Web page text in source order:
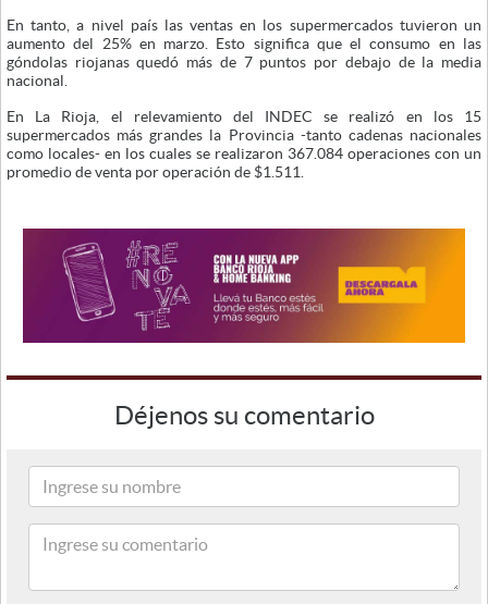
En tanto, a nivel país las ventas en los supermercados tuvieron un
aumento del 25% en marzo. Esto significa que el consumo en las
góndolas riojanas quedó más de 7 puntos por debajo de la media
nacional.
En La Rioja, el relevamiento del INDEC se realizó en los 15
supermercados más grandes la Provincia -tanto cadenas nacionales
como locales- en los cuales se realizaron 367.084 operaciones con un
promedio de venta por operación de $1.511.
Déjenos su comentario